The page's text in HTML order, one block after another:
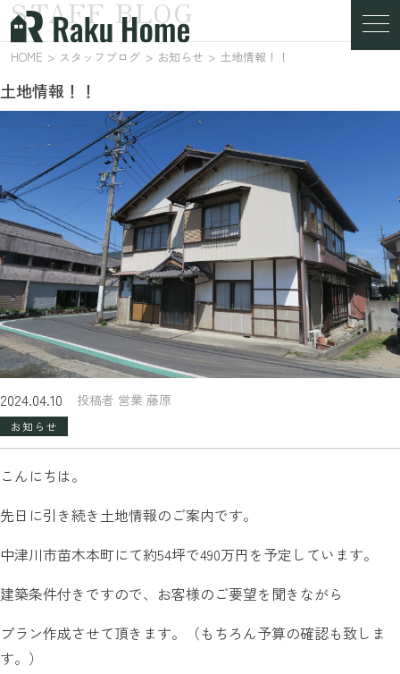
スタッフブログ
STAFF BLOG
HOME スタッフブログ お知らせ 土地情報！！
土地情報！！
2024.04.10 投稿者 営業 藤原
お知らせ
こんにちは。
先日に引き続き土地情報のご案内です。
中津川市苗木本町にて約54坪で490万円を予定しています。
建築条件付きですので、お客様のご要望を聞きながら
プラン作成させて頂きます。（もちろん予算の確認も致しま
す。）